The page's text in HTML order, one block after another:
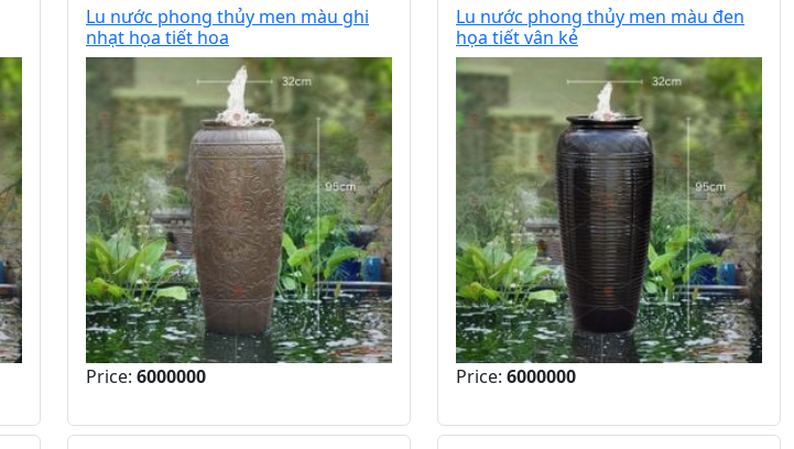
Lu nước phong thủy men màu ghi
nhạt họa tiết hoa
Price: 6000000
Lu nước phong thủy men màu đen
họa tiết vân kẻ
Price: 6000000